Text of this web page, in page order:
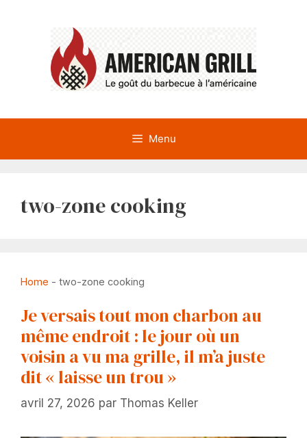
Menu
two-zone cooking
Home - two-zone cooking
Je versais tout mon charbon au
même endroit : le jour où un
voisin a vu ma grille, il m’a juste
dit « laisse un trou »
avril 27, 2026 par Thomas Keller